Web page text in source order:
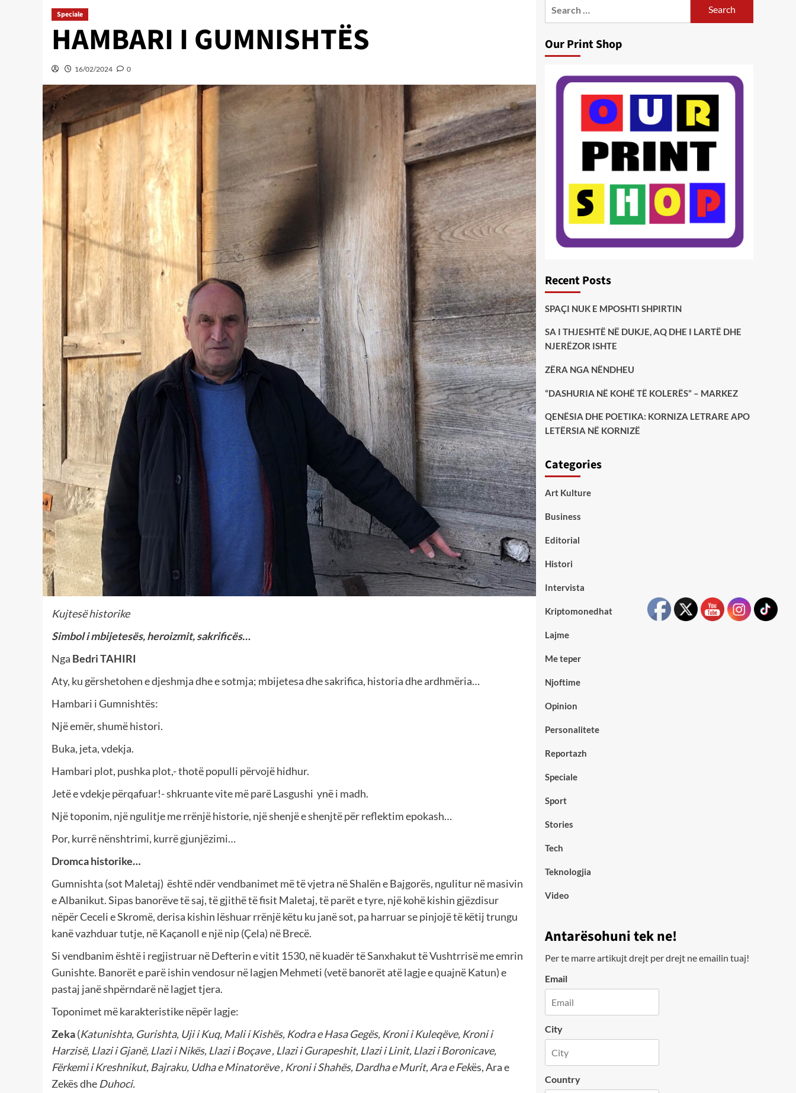
Speciale
HAMBARI I GUMNISHTËS
16/02/2024 0
Kujtesë historike
Simbol i mbijetesës, heroizmit, sakrificës…
Nga Bedri TAHIRI
Aty, ku gërshetohen e djeshmja dhe e sotmja; mbijetesa dhe sakrifica, historia dhe ardhmëria…
Hambari i Gumnishtës:
Një emër, shumë histori.
Buka, jeta, vdekja.
Hambari plot, pushka plot,- thotë populli përvojë hidhur.
Jetë e vdekje përqafuar!- shkruante vite më parë Lasgushi ynë i madh.
Një toponim, një ngulitje me rrënjë historie, një shenjë e shenjtë për reflektim epokash…
Por, kurrë nënshtrimi, kurrë gjunjëzimi…
Dromca historike…
Gumnishta (sot Maletaj) është ndër vendbanimet më të vjetra në Shalën e Bajgorës, ngulitur në masivin
e Albanikut. Sipas banorëve të saj, të gjithë të fisit Maletaj, të parët e tyre, një kohë kishin gjëzdisur
nëpër Ceceli e Skromë, derisa kishin lëshuar rrënjë këtu ku janë sot, pa harruar se pinjojë të këtij trungu
kanë vazhduar tutje, në Kaçanoll e një nip (Çela) në Brecë.
Si vendbanim është i regjistruar në Defterin e vitit 1530, në kuadër të Sanxhakut të Vushtrrisë me emrin
Gunishte. Banorët e parë ishin vendosur në lagjen Mehmeti (vetë banorët atë lagje e quajnë Katun) e
pastaj janë shpërndarë në lagjet tjera.
Toponimet më karakteristike nëpër lagje:
Zeka(Katunishta, Gurishta, Uji i Kuq, Mali i Kishës, Kodra e Hasa Gegës, Kroni i Kuleqëve, Kroni i
Harzisë, Llazi i Gjanë, Llazi i Nikës, Llazi i Boçave , Llazi i Gurapeshit, Llazi i Linit, Llazi i Boronicave,
Fërkemi i Kreshnikut, Bajraku, Udha e Minatorëve , Kroni i Shahës, Dardha e Murit, Ara e Fekës, Ara e
Zekës dhe Duhoci.
Our Print Shop
Recent Posts
SPAÇI NUK E MPOSHTI SHPIRTIN
SA I THJESHTË NË DUKJE, AQ DHE I LARTË DHE
NJERËZOR ISHTE
ZËRA NGA NËNDHEU
“DASHURIA NË KOHË TË KOLERËS” – MARKEZ
QENËSIA DHE POETIKA: KORNIZA LETRARE APO
LETËRSIA NË KORNIZË
Categories
Art Kulture
Business
Editorial
Histori
Intervista
Kriptomonedhat
Lajme
Me teper
Njoftime
Opinion
Personalitete
Reportazh
Speciale
Sport
Stories
Tech
Teknologjia
Video
Antarësohuni tek ne!
Per te marre artikujt drejt per drejt ne emailin tuaj!
Email
City
Country